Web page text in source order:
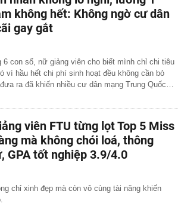
không hết: Không ngờ cư dân
gay gắt
6 con số, nữ giảng viên cho biết mình chỉ chi tiêu
vì hầu hết chi phí sinh hoạt đều không cần bỏ
ra đã khiến nhiều cư dân mạng Trung Quốc…
viên FTU từng lọt Top 5 Miss
mà không chói loá, thông
GPA tốt nghiệp 3.9/4.0
chỉ xinh đẹp mà còn vô cùng tài năng khiến